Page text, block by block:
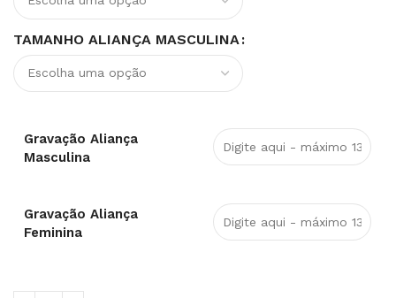
TAMANHO ALIANÇA MASCULINA
Gravação Aliança
Masculina
Gravação Aliança
Feminina